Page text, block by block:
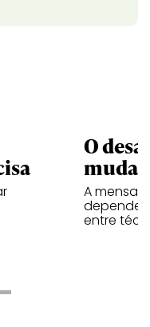
O
A
depende
entre